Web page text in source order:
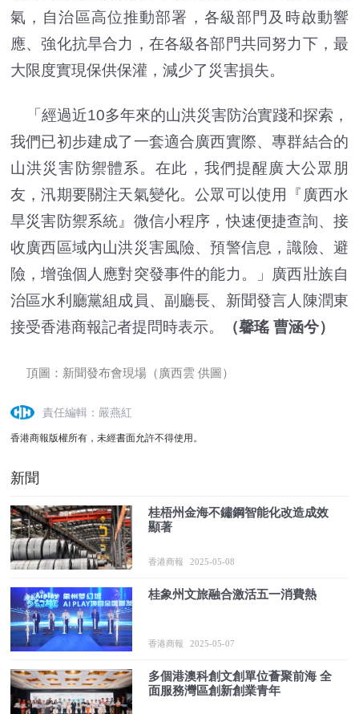
氣，自治區高位推動部署，各級部門及時啟動響
應、強化抗旱合力，在各級各部門共同努力下，最
大限度實現保供保灌，減少了災害損失。
「經過近10多年來的山洪災害防治實踐和探索，
我們已初步建成了一套適合廣西實際、專群結合的
山洪災害防禦體系。在此，我們提醒廣大公眾朋
友，汛期要關注天氣變化。公眾可以使用『廣西水
旱災害防禦系統』微信小程序，快速便捷查詢、接
收廣西區域內山洪災害風險、預警信息，識險、避
險，增強個人應對突發事件的能力。」廣西壯族自
治區水利廳黨組成員、副廳長、新聞發言人陳潤東
接受香港商報記者提問時表示。
（馨瑤 曹涵兮）
頂圖：新聞發布會現場（廣西雲 供圖）
責任編輯：嚴燕紅
香港商報版權所有，未經書面允許不得使用。
新聞
桂梧州金海不鏽鋼智能化改造成效
顯著
香港商報 2025-05-08
桂象州文旅融合激活五一消費熱
香港商報 2025-05-07
多個港澳科創文創單位薈聚前海 全
面服務灣區創新創業青年